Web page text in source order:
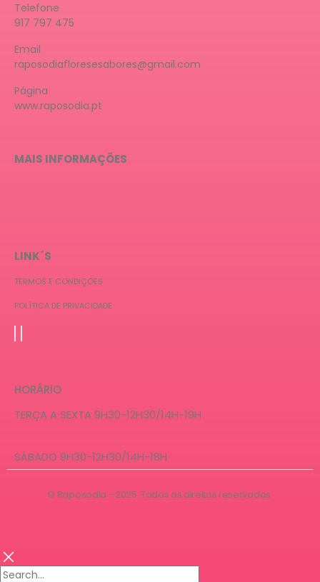
Telefone
917 797 475
Email
raposodiafloresesabores@gmail.com
Página
www.raposodia.pt
MAIS INFORMAÇÕES
LINK´S
TERMOS E CONDIÇÕES
POLÍTICA DE PRIVACIDADE
HORÁRIO
TERÇA A SEXTA 9H30-12H30/14H-19H
SÁBADO 9H30-12H30/14H-18H
© Raposodia - 2025. Todos os direitos reservados.